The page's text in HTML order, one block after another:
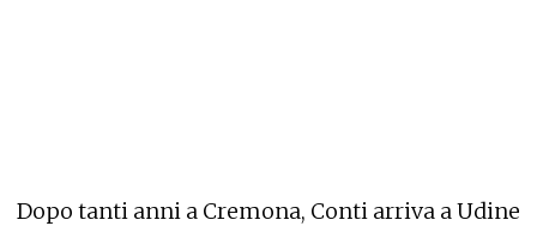
Dopo tanti anni a Cremona, Conti arriva a Udine